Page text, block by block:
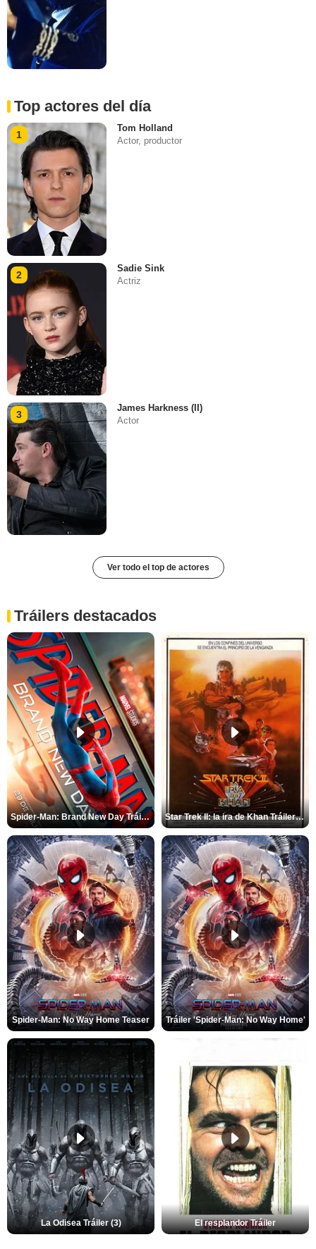
Top actores del día
1
Tom Holland
Actor, productor
2
Sadie Sink
Actriz
3
James Harkness (II)
Actor
Ver todo el top de actores
Tráilers destacados
Spider-Man: Brand New Day Tráiler (3) Star Trek II: la ira de Khan Tráiler VO
Spider-Man: No Way Home Teaser Tráiler 'Spider-Man: No Way Home'
La Odisea Tráiler (3) El resplandor Tráiler